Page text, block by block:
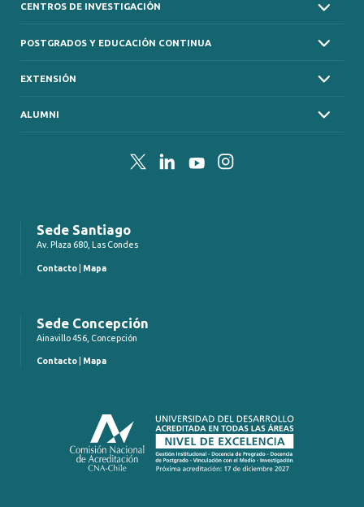
CENTROS DE INVESTIGACIÓN
POSTGRADOS Y EDUCACIÓN CONTINUA
EXTENSIÓN
ALUMNI
TwitterLinkedInYouTubeInstagram
Sede Santiago
Av. Plaza 680, Las Condes
Contacto Mapa
Sede Concepción
Ainavillo 456, Concepción
Contacto Mapa